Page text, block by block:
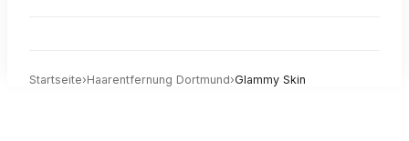
Startseite›Haarentfernung Dortmund›Glammy Skin